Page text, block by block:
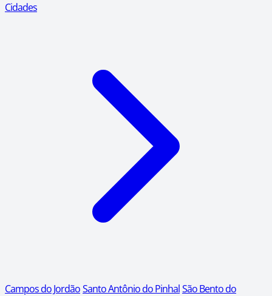
Cidades
Campos do JordãoSanto Antônio do PinhalSão Bento do